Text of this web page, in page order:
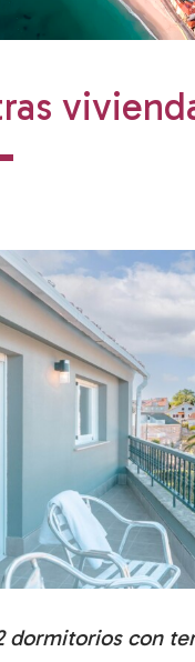
dormitorios con